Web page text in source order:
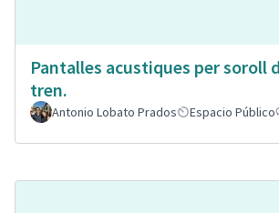
Pantalles acustiques per soroll
tren.
Antonio Lobato Prados Espacio Público